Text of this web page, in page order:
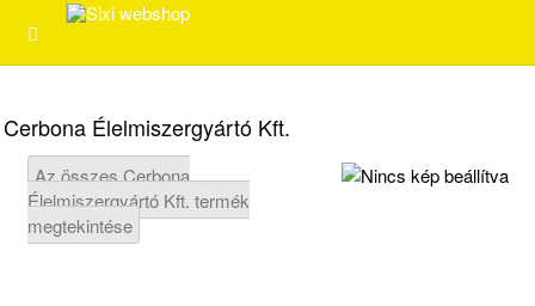
Cerbona Élelmiszergyártó Kft.
Az összes Cerbona
Élelmiszergyártó Kft. termék
megtekintése